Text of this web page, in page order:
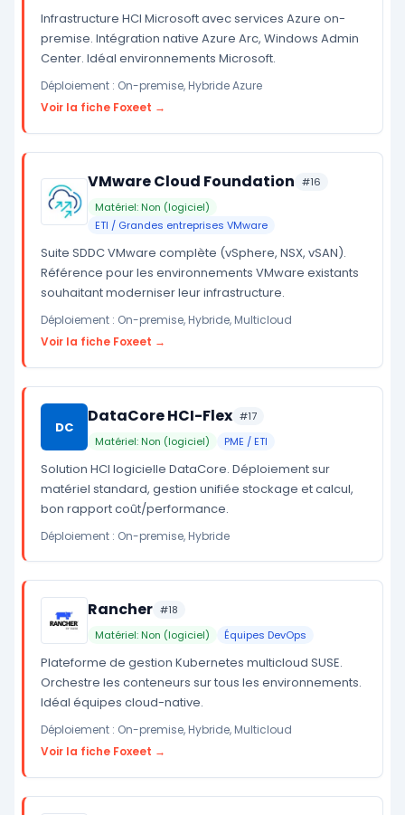
Infrastructure HCI Microsoft avec services Azure on-
premise. Intégration native Azure Arc, Windows Admin
Center. Idéal environnements Microsoft.
Déploiement : On-premise, Hybride Azure
Voir la fiche Foxeet →
VMware Cloud Foundation #16
Matériel: Non (logiciel)
ETI / Grandes entreprises VMware
Suite SDDC VMware complète (vSphere, NSX, vSAN).
Référence pour les environnements VMware existants
souhaitant moderniser leur infrastructure.
Déploiement : On-premise, Hybride, Multicloud
Voir la fiche Foxeet →
DC
DataCore HCI-Flex #17
Matériel: Non (logiciel)
PME / ETI
Solution HCI logicielle DataCore. Déploiement sur
matériel standard, gestion unifiée stockage et calcul,
bon rapport coût/performance.
Déploiement : On-premise, Hybride
Rancher #18
Matériel: Non (logiciel)
Équipes DevOps
Plateforme de gestion Kubernetes multicloud SUSE.
Orchestre les conteneurs sur tous les environnements.
Idéal équipes cloud-native.
Déploiement : On-premise, Hybride, Multicloud
Voir la fiche Foxeet →